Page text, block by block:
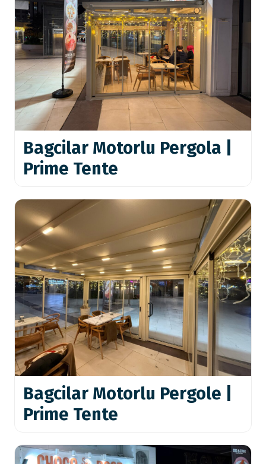
Bagcilar Motorlu Pergola |
Prime Tente
Bagcilar Motorlu Pergole |
Prime Tente